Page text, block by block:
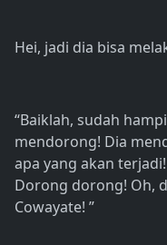
Hei, jadi dia bisa
“Baiklah, sudah
mendorong! Dia
apa yang akan
Dorong dorong! Oh,
Cowayate! ”